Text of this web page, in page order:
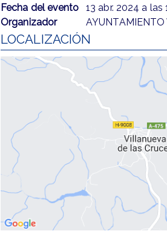
Fecha del evento
13 abr. 2024 a las
Organizador
AYUNTAMIENTO
LOCALIZACIÓN